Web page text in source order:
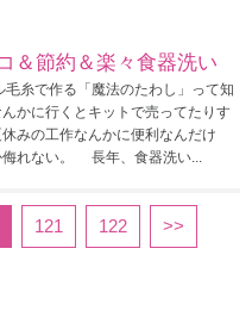
＆節約＆楽々食器洗い
毛糸で作る「魔法のたわし」って知
かに行くとキットで売ってたりす
みの工作なんかに便利なんだけ
侮れない。 長年、食器洗い...
121 122 >>